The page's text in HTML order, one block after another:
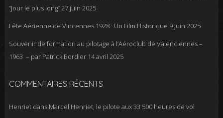
“Jour le plus long”27 juin 2025
Fête Aérienne de Vincennes 1928 : Un Film Historique 9 juin 2025
Souvenir de formation au pilotage à l’Aéroclub de Valenciennes –
1963 – par Patrick Bordier 14 avril 2025
COMMENTAIRES RÉCENTS
Henrietdans Marcel Henriet, le pilote aux 33 500 heures de vol